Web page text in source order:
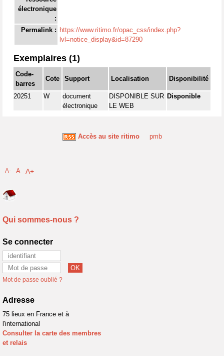
électronique
:
Permalink : https://www.ritimo.fr/opac_css/index.php?
lvl=notice_display&id=87290
Exemplaires (1)
Code-
barres
Cote Support Localisation Disponibilité
20251 W
document
électronique
DISPONIBLE SUR
LE WEB
Disponible
Accès au site ritimo pmb
A- A A+
Qui sommes-nous ?
Se connecter
Mot de passe oublié ?
Adresse
75 lieux en France et à
l'international
Consulter la carte des membres
et relais